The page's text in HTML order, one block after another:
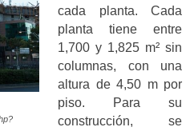
cada planta. Cada
planta tiene entre
1,700 y 1,825 m² sin
columnas, con una
altura de 4,50 m por
piso. Para su
construcción, se